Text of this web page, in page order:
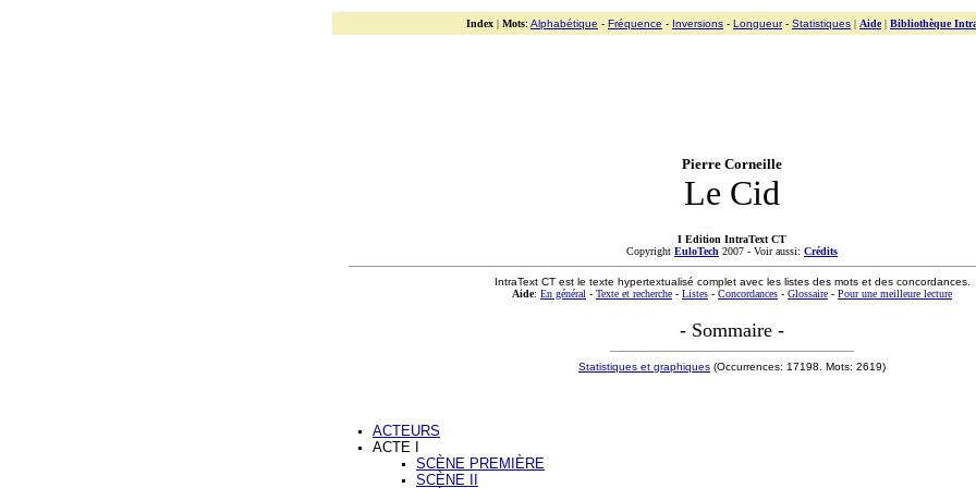
Index | Mots: Alphabétique - Fréquence - Inversions - Longueur- Statistiques | Aide| Bibliothèque
Pierre Corneille
Le Cid
I Edition IntraText CT
Copyright EuloTech 2007 - Voir aussi: Crédits
IntraText CT est le texte hypertextualisé complet avec les listes des mots et des concordances.
Aide: En général - Texte et recherche - Listes - Concordances - Glossaire - Pour une meilleure lecture
- Sommaire -
Statistiques et graphiques (Occurrences: 17198. Mots: 2619)
ACTEURS
ACTE I
SCÈNE PREMIÈRE
SCÈNE II